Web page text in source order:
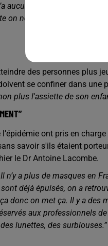
aucune importance. Par
on ne le fait plus !”
des personnes plus
se confiner dans une
plus l'assiette de son
ont pris en
savoir s'ils étaient
le Dr Antoine Lacombe.
n’y a plus de masques en
déjà épuisés, on a
donc on met ça. Il y a
aux professionnels
lunettes, des surblouses.”